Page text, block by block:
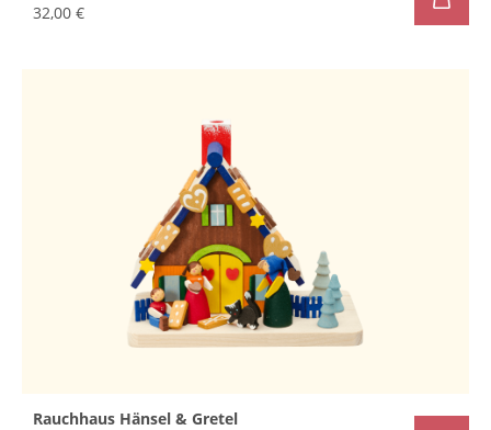
32,00 €
Rauchhaus Hänsel & Gretel